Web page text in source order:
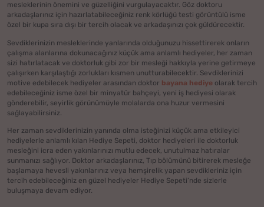
mesleklerinin önemini ve güzelliğini vurgulayacaktır. Göz doktoru
arkadaşlarınız için hazırlatabileceğiniz renk körlüğü testi görüntülü isme
özel bir kupa sıra dışı bir tercih olacak ve arkadaşınızı çok güldürecektir.
Sevdiklerinizin mesleklerinde yanlarında olduğunuzu hissettirerek onların
çalışma alanlarına dokunacağınız küçük ama anlamlı hediyeler, her zaman
sizi hatırlatacak ve doktorluk gibi zor bir mesleği hakkıyla yerine getirmeye
çalışırken karşılaştığı zorlukları kısmen unutturabilecektir. Sevdiklerinizi
motive edebilecek hediyeler arasından doktor bayana hediye olarak tercih
edebileceğiniz isme özel bir minyatür bahçeyi, yeni iş hediyesi olarak
gönderebilir, seyirlik görünümüyle molalarda ona huzur vermesini
sağlayabilirsiniz.
Her zaman sevdiklerinizin yanında olma isteğinizi küçük ama etkileyici
hediyelerle anlamlı kılan Hediye Sepeti, doktor hediyeleri ile doktorluk
mesleğini icra eden yakınlarınızı mutlu edecek, unutulmaz hatıralar
sunmanızı sağlıyor. Doktor arkadaşlarınız, Tıp bölümünü bitirerek mesleğe
başlamaya hevesli yakınlarınız veya hemşirelik yapan sevdikleriniz için
tercih edebileceğiniz en güzel hediyeler Hediye Sepeti’nde sizlerle
buluşmaya devam ediyor.